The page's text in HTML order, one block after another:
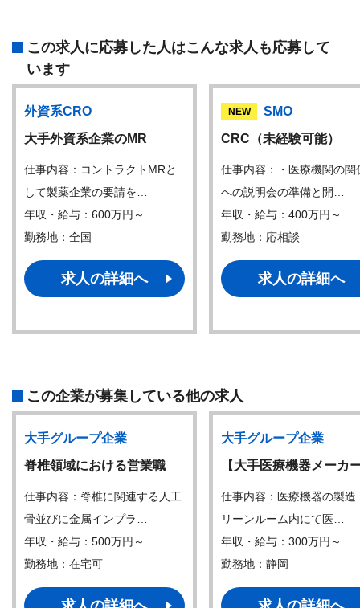
この求人に応募した人はこんな求人も応募して
います
外資系CRO
大手外資系企業のMR
仕事内容：コントラクトMRと
して製薬企業の要請を…
年収・給与：600万円～
勤務地：全国
求人の詳細へ
NEW
SMO
CRC（未経験可能）
仕事内容：・医療機関の関
への説明会の準備と開…
年収・給与：400万円～
勤務地：応相談
求人の詳細へ
この企業が募集している他の求人
大手グループ企業
脊椎領域における営業職
仕事内容：脊椎に関連する人工
骨並びに金属インプラ…
年収・給与：500万円～
勤務地：在宅可
大手グループ企業
【大手医療機器メーカ
仕事内容：医療機器の製造
リーンルーム内にて医…
年収・給与：300万円～
勤務地：静岡